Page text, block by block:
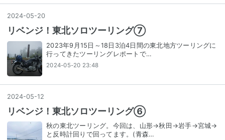
2024-05-20
リベンジ！東北ソロツーリング⑦
2023年9月15日～18日3泊4日間の東北地方ツーリングに
行ってきたツーリングレポートで…
2024-05-20 23:48
2024-05-12
リベンジ！東北ソロツーリング⑥
秋の東北ツーリング。今回は、山形→秋田→岩手→宮城→
と反時計回りで回ってます。(青森…